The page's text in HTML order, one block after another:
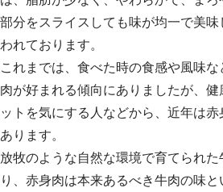
部分をスライスしても味が均一で美
われております。
これまでは、食べた時の食感や風味
肉が好まれる傾向にありましたが、
ットを気にする人などから、近年は
あります。
放牧のような自然な環境で育てられ
り、赤身肉は本来あるべき牛肉の味